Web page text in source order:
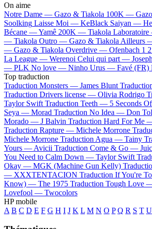
On aime
Notre Dame — Gazo & Tiakola 100K — Gazo
Soolking Laisse Moi — KeBlack Saiyan —
Bécane —Yamê 200K — Tiakola
— Tiakola Outro — Gazo & Tiakola Ailleurs
— Gazo & Tiakola Overdrive — Ofenbach 1
La League — Werenoi Celui qui part —
— PLK No love — Ninho Urus — Favé (FR)
Top traduction
Traduction Monsters — James Blunt
Traduction Drivers license — Olivia Rodrigo
Taylor Swift Traduction Teeth — 5 Seconds
Seya — Morad Traduction No Idea — Don
Morado — J Balvin Traduction Hard For Me
Traduction Rapture — Michele Morrone
Michele Morrone Traduction Agua — Tainy
Yours — Avicii Traduction Come & Go —
You Need to Calm Down — Taylor Swift
Okay — MGK (Machine Gun Kelly)
— XXXTENTACION Traduction If You're
Know) — The 1975 Traduction Tough Love
Lovefool — Twocolors
HP mobile
A B C D E F G H I J K L M N O P Q R S T U